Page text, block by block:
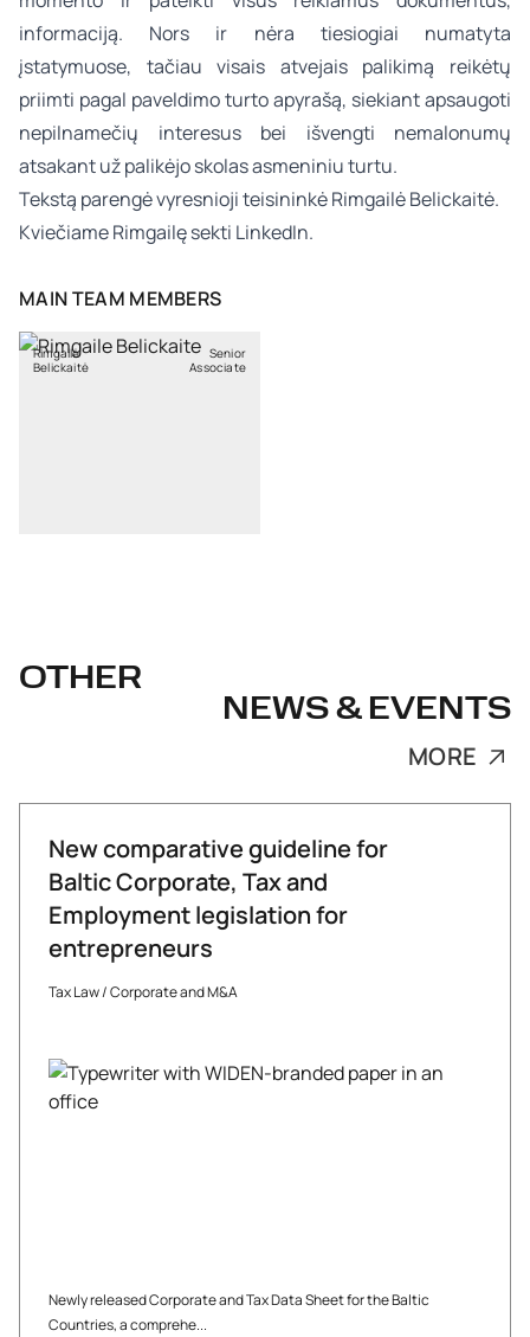
informaciją. Nors ir nėra tiesiogiai numatyta
įstatymuose, tačiau visais atvejais palikimą reikėtų
priimti pagal paveldimo turto apyrašą, siekiant apsaugoti
nepilnamečių interesus bei išvengti nemalonumų
atsakant už palikėjo skolas asmeniniu turtu.
Tekstą parengė vyresnioji teisininkėRimgailė Belickaitė.
Kviečiame Rimgailę sekti LinkedIn.
MAIN TEAM MEMBERS
Rimgailė
Belickaitė
Senior
Associate
OTHER
NEWS & EVENTS
MORE
New comparative guideline for
Baltic Corporate, Tax and
Employment legislation for
entrepreneurs
Tax Law/Corporate and M&A
Newly released Corporate and Tax Data Sheet for the Baltic
Countries, a comprehe...